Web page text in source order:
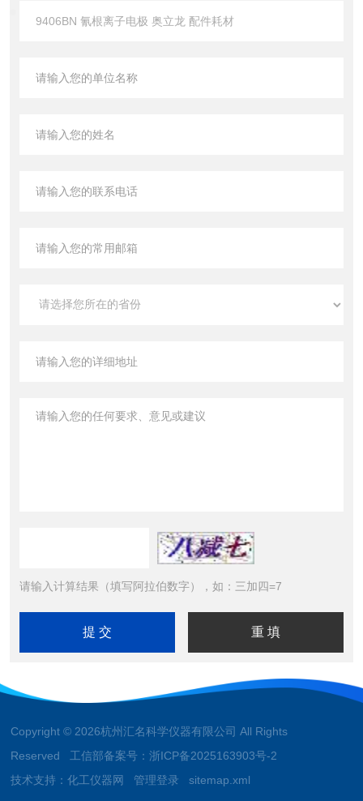
请输入计算结果（填写阿拉伯数字），如：三加四=7
Copyright © 2026杭州汇名科学仪器有限公司 All Rights
Reserved 工信部备案号：浙ICP备2025163903号-2
技术支持：化工仪器网 管理登录 sitemap.xml